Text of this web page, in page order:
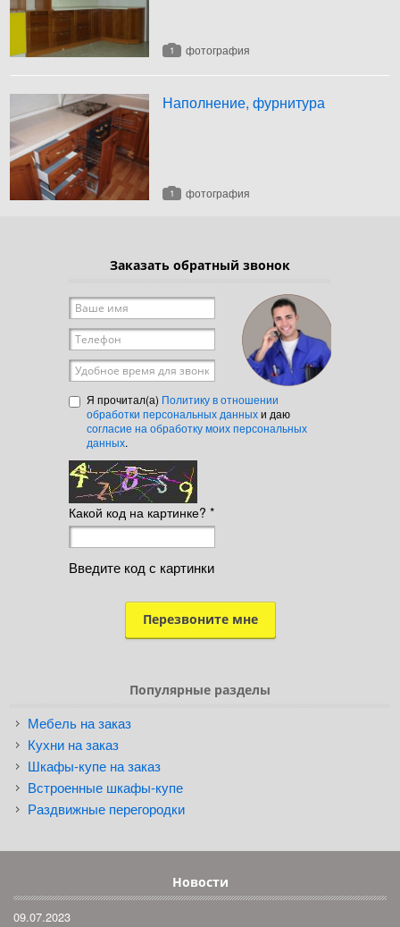
1 фотография
Наполнение, фурнитура
1 фотография
Заказать обратный звонок
Ваше имя
Телефон
Удобное время для звонка
Я прочитал(а) Политику в отношении
обработки персональных данныхи даю
согласие на обработку моих персональных
данных.
Какой код на картинке? *
Введите код с картинки
Популярные разделы
Мебель на заказ
Кухни на заказ
Шкафы-купе на заказ
Встроенные шкафы-купе
Раздвижные перегородки
Новости
09.07.2023